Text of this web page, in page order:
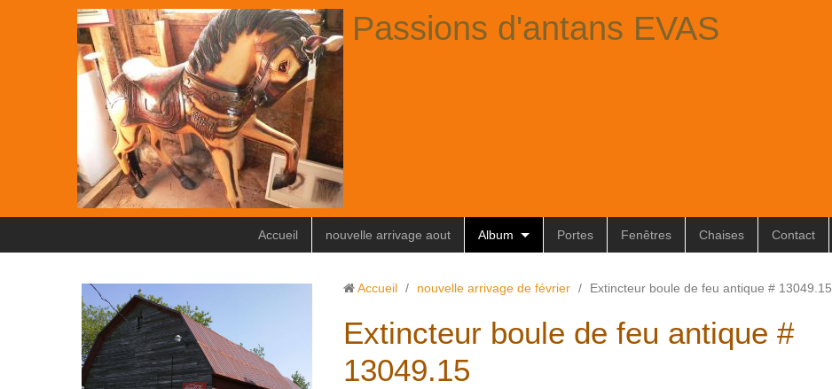
Passions d'antans EVAS
Accueil nouvelle arrivage aout Album Portes Fenêtres Chaises Contact
Accueil / nouvelle arrivage de février / Extincteur boule de feu antique # 13049.15
Extincteur boule de feu antique #
13049.15